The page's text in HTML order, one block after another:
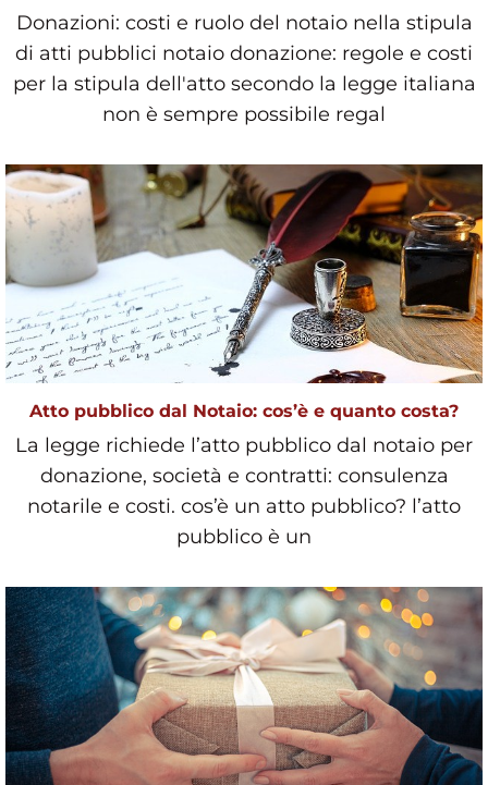
Donazioni: costi e ruolo del notaio nella stipula
di atti pubblici notaio donazione: regole e costi
per la stipula dell'atto secondo la legge italiana
non è sempre possibile regal
Atto pubblico dal Notaio: cos’è e quanto costa?
La legge richiede l’atto pubblico dal notaio per
donazione, società e contratti: consulenza
notarile e costi. cos’è un atto pubblico? l’atto
pubblico è un